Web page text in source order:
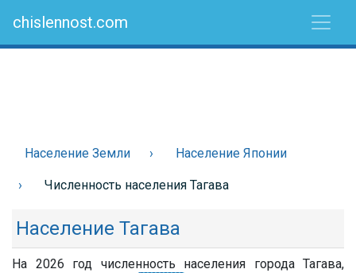
chislennost.com
Население Земли Население Японии
Численность населения Тагава
Население Тагава
На 2026 год численность населения города Тагава,